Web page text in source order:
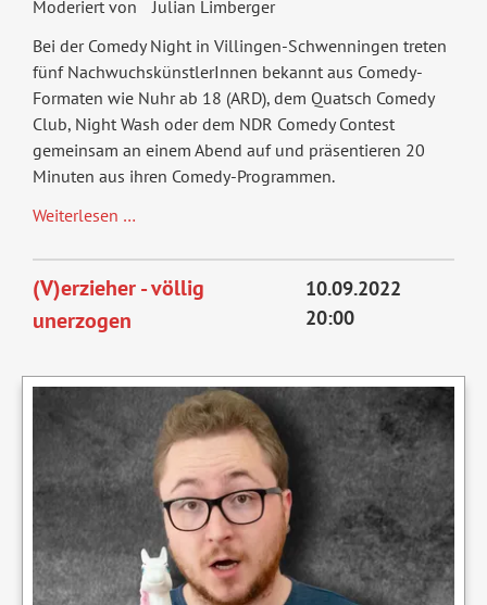
Moderiert von Julian Limberger
Bei der Comedy Night in Villingen-Schwenningen treten
fünf NachwuchskünstlerInnen bekannt aus Comedy-
Formaten wie Nuhr ab 18 (ARD), dem Quatsch Comedy
Club, Night Wash oder dem NDR Comedy Contest
gemeinsam an einem Abend auf und präsentieren 20
Minuten aus ihren Comedy-Programmen.
Weiterlesen …
September
2022
(V)erzieher - völlig
unerzogen
10.09.2022
20:00